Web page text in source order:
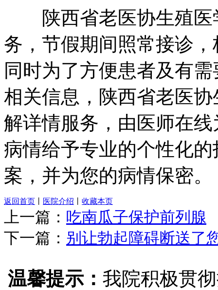
陕西省老医协生殖医
务，节假期间照常接诊
同时为了方便患者及有
相关信息，陕西省老医
解详情服务，由医师在
病情给予专业的个性化
案，并为您的病情保密。
返回首页 医院介绍 收藏本页
上一篇： 吃南瓜子保护前列腺
下一篇： 别让勃起障碍断送了
温馨提示： 我院积极贯